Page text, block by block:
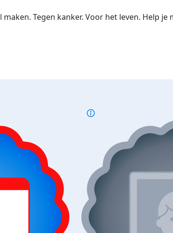
Tegen kanker. Voor het leven. Help je